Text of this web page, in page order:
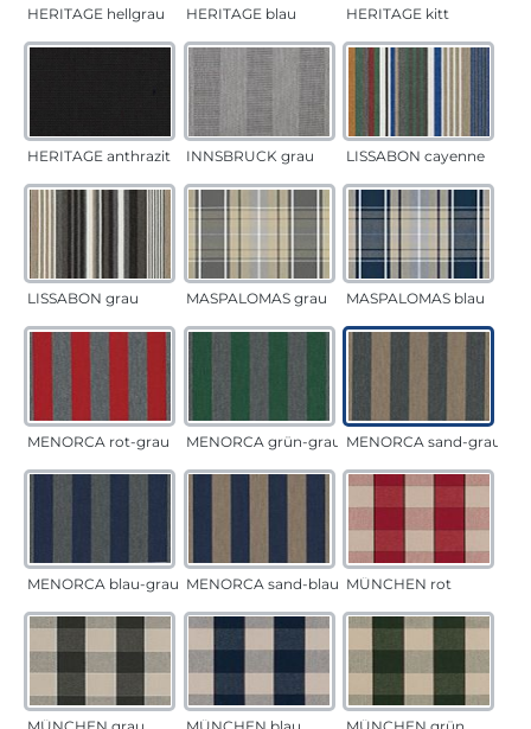
HERITAGE hellgrau HERITAGE blau HERITAGE kitt
HERITAGE anthrazit INNSBRUCK grau LISSABON cayenne
LISSABON grau MASPALOMAS grau MASPALOMAS blau
MENORCA rot-grau MENORCA grün-grau MENORCA sand-grau
MENORCA blau-grau MENORCA sand-blau MÜNCHEN rot